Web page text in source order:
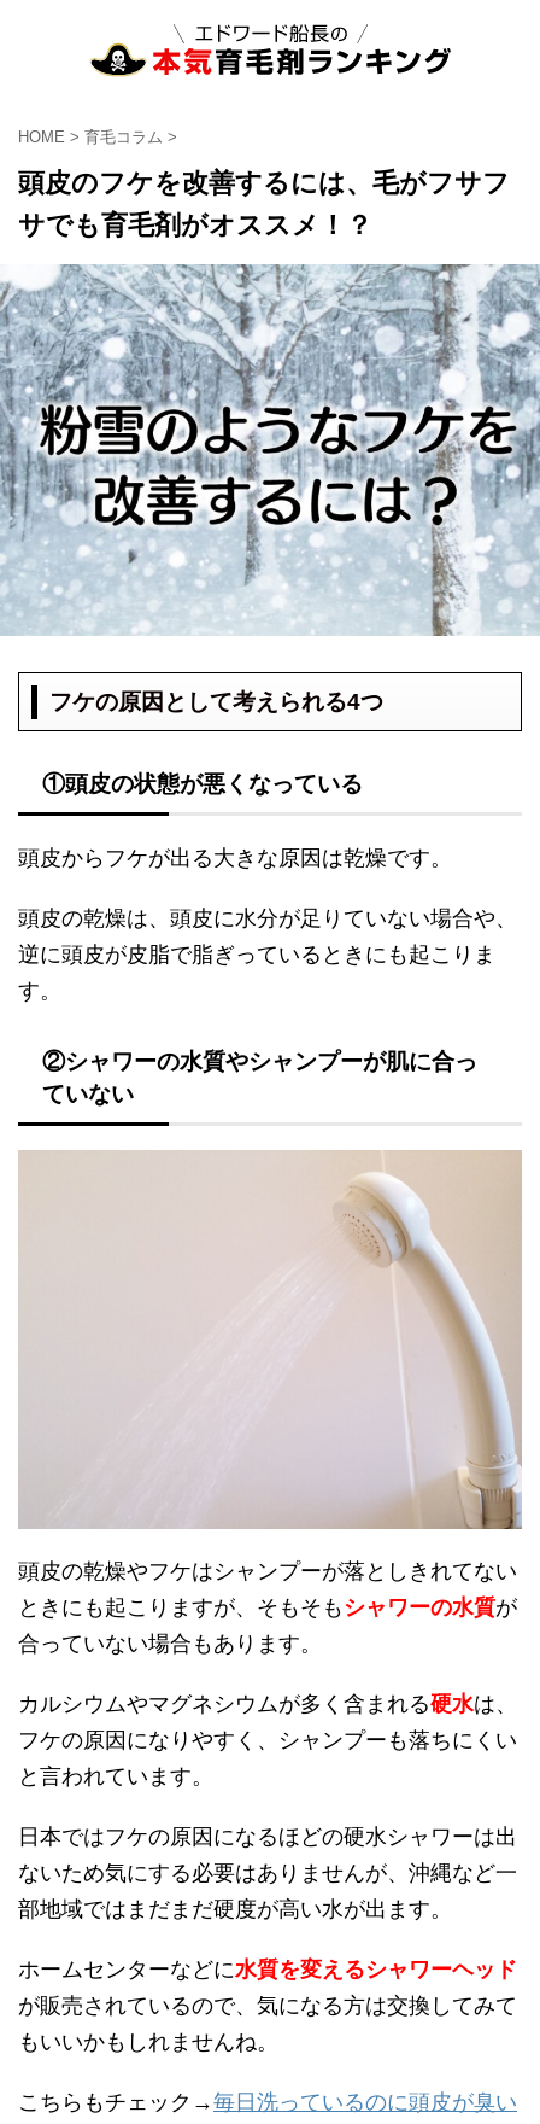
HOME > 育毛コラム >
頭皮のフケを改善するには、毛がフサフ
サでも育毛剤がオススメ！？
フケの原因として考えられる4つ
①頭皮の状態が悪くなっている
頭皮からフケが出る大きな原因は乾燥です。
頭皮の乾燥は、頭皮に水分が足りていない場合や、
逆に頭皮が皮脂で脂ぎっているときにも起こりま
す。
②シャワーの水質やシャンプーが肌に合っ
ていない
頭皮の乾燥やフケはシャンプーが落としきれてない
ときにも起こりますが、そもそもシャワーの水質が
合っていない場合もあります。
カルシウムやマグネシウムが多く含まれる硬水は、
フケの原因になりやすく、シャンプーも落ちにくい
と言われています。
日本ではフケの原因になるほどの硬水シャワーは出
ないため気にする必要はありませんが、沖縄など一
部地域ではまだまだ硬度が高い水が出ます。
ホームセンターなどに水質を変えるシャワーヘッド
が販売されているので、気になる方は交換してみて
もいいかもしれませんね。
こちらもチェック→毎日洗っているのに頭皮が臭い